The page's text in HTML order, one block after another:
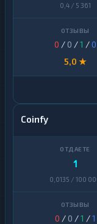
0,4 / 5 361
0 / 0 /1 /0
5,0 ★
Coinfy
1
0,0135 / 100
0 / 0 /1 /1